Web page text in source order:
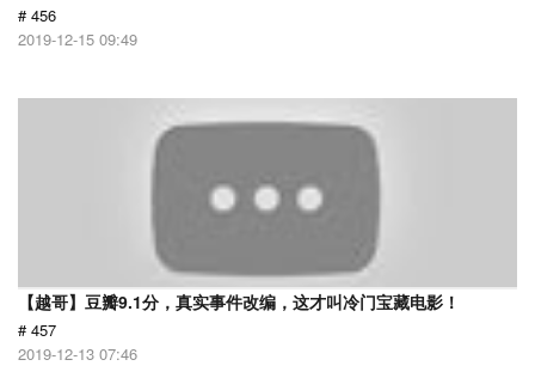
# 456
2019-12-15 09:49
【越哥】豆瓣9.1分，真实事件改编，这才叫冷门宝藏电影！
# 457
2019-12-13 07:46